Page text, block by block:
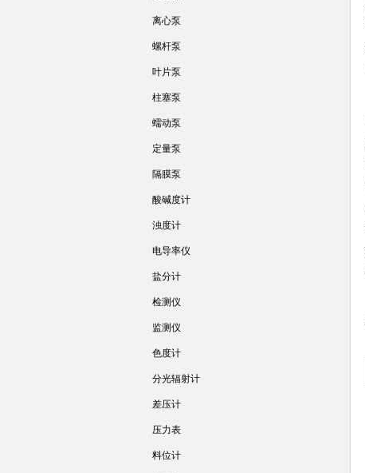
离心泵
螺杆泵
叶片泵
柱塞泵
蠕动泵
定量泵
隔膜泵
酸碱度计
浊度计
电导率仪
盐分计
检测仪
监测仪
色度计
分光辐射计
差压计
压力表
料位计